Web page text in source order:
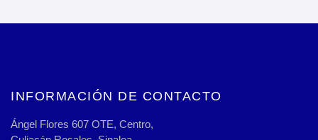
INFORMACIÓN DE CONTACTO
Ángel Flores 607 OTE, Centro,